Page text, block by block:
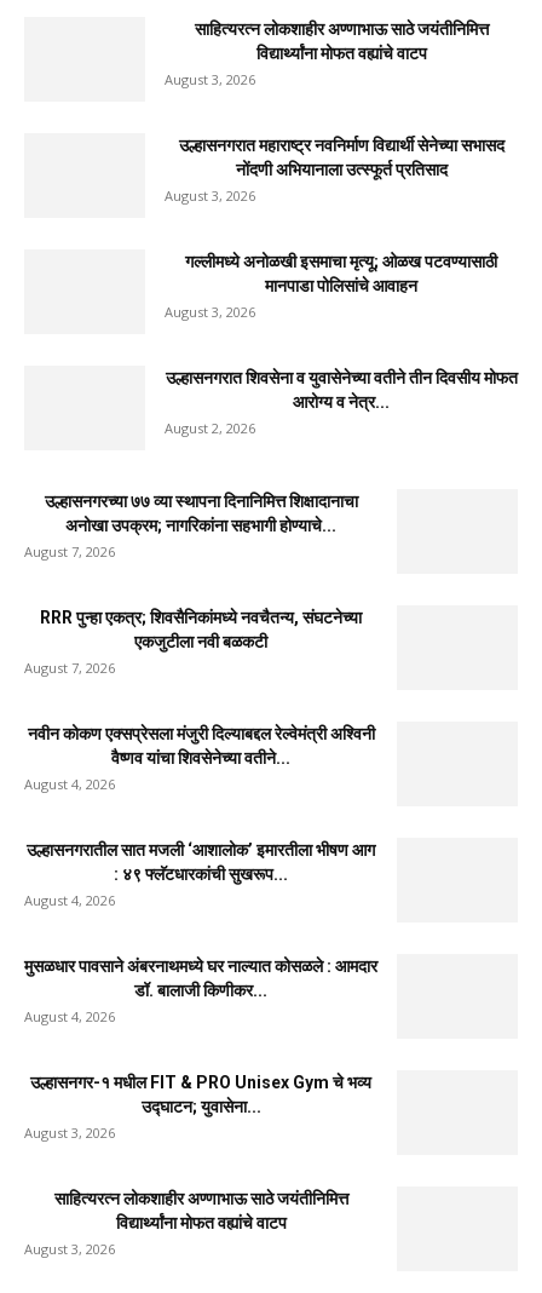
साहित्यरत्न लोकशाहीर अण्णाभाऊ साठे जयंतीनिमित्त
विद्यार्थ्यांना मोफत वह्यांचे वाटप
August 3, 2026
उल्हासनगरात महाराष्ट्र नवनिर्माण विद्यार्थी सेनेच्या सभासद
नोंदणी अभियानाला उत्स्फूर्त प्रतिसाद
August 3, 2026
गल्लीमध्ये अनोळखी इसमाचा मृत्यू; ओळख पटवण्यासाठी
मानपाडा पोलिसांचे आवाहन
August 3, 2026
उल्हासनगरात शिवसेना व युवासेनेच्या वतीने तीन दिवसीय मोफत
आरोग्य व नेत्र...
August 2, 2026
उल्हासनगरच्या ७७ व्या स्थापना दिनानिमित्त शिक्षादानाचा
अनोखा उपक्रम; नागरिकांना सहभागी होण्याचे...
August 7, 2026
RRR पुन्हा एकत्र; शिवसैनिकांमध्ये नवचैतन्य, संघटनेच्या
एकजुटीला नवी बळकटी
August 7, 2026
नवीन कोकण एक्सप्रेसला मंजुरी दिल्याबद्दल रेल्वेमंत्री अश्विनी
वैष्णव यांचा शिवसेनेच्या वतीने...
August 4, 2026
उल्हासनगरातील सात मजली ‘आशालोक’ इमारतीला भीषण आग
: ४९ फ्लॅटधारकांची सुखरूप...
August 4, 2026
मुसळधार पावसाने अंबरनाथमध्ये घर नाल्यात कोसळले : आमदार
डॉ. बालाजी किणीकर...
August 4, 2026
उल्हासनगर-१ मधील FIT & PRO Unisex Gym चे भव्य
उद्घाटन; युवासेना...
August 3, 2026
साहित्यरत्न लोकशाहीर अण्णाभाऊ साठे जयंतीनिमित्त
विद्यार्थ्यांना मोफत वह्यांचे वाटप
August 3, 2026